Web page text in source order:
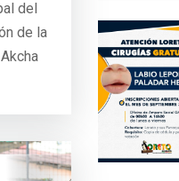
del
de la